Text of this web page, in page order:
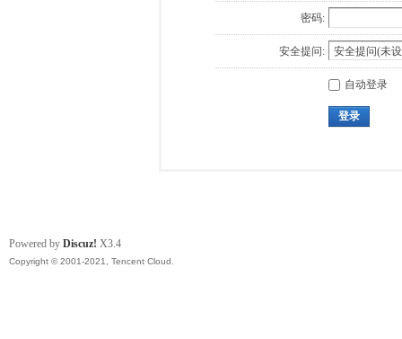
密码:
安全提问:
自动登录
登录
Powered by Discuz! X3.4
Copyright © 2001-2021, Tencent Cloud.